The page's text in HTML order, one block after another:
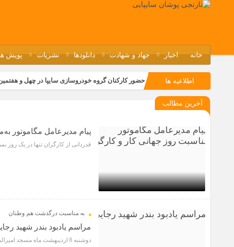
خانه اخبار جهاد و شهادت دانلودها نشریات پویش
اطلاعیه ها حضور کارکنان گروه خودروسازی سایپا در چهل و
مراسم گرامیداشت سالروز آزادسازی خرمشهر در
آخرین مطالب
پیام مدیرعامل مگاموتور
قدردانی از کارگران تنها در یک
به مناسبت درگذشت هم وطنان
مراسم یادبود بندر شهید
دوشنبه 8 اردیبهشت ماه مسجد امیرالمومنین علیه السلام شرکت زامیاد